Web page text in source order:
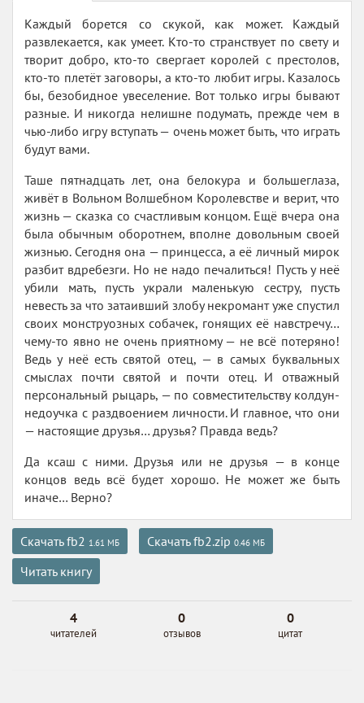
Каждый борется со скукой, как может. Каждый
развлекается, как умеет. Кто-то странствует по свету и
творит добро, кто-то свергает королей с престолов,
кто-то плетёт заговоры, а кто-то любит игры. Казалось
бы, безобидное увеселение. Вот только игры бывают
разные. И никогда нелишне подумать, прежде чем в
чью-либо игру вступать — очень может быть, что играть
будут вами.
Таше пятнадцать лет, она белокура и большеглаза,
живёт в Вольном Волшебном Королевстве и верит, что
жизнь — сказка со счастливым концом. Ещё вчера она
была обычным оборотнем, вполне довольным своей
жизнью. Сегодня она — принцесса, а её личный мирок
разбит вдребезги. Но не надо печалиться! Пусть у неё
убили мать, пусть украли маленькую сестру, пусть
невесть за что затаивший злобу некромант уже спустил
своих монструозных собачек, гонящих её навстречу…
чему-то явно не очень приятному — не всё потеряно!
Ведь у неё есть святой отец, — в самых буквальных
смыслах почти святой и почти отец. И отважный
персональный рыцарь, — по совместительству колдун-
недоучка с раздвоением личности. И главное, что они
— настоящие друзья… друзья? Правда ведь?
Да ксаш с ними. Друзья или не друзья — в конце
концов ведь всё будет хорошо. Не может же быть
иначе… Верно?
Скачать fb2 1.61 МБ Скачать fb2.zip 0.46 МБ
Читать книгу
4
читателей
0
отзывов
0
цитат